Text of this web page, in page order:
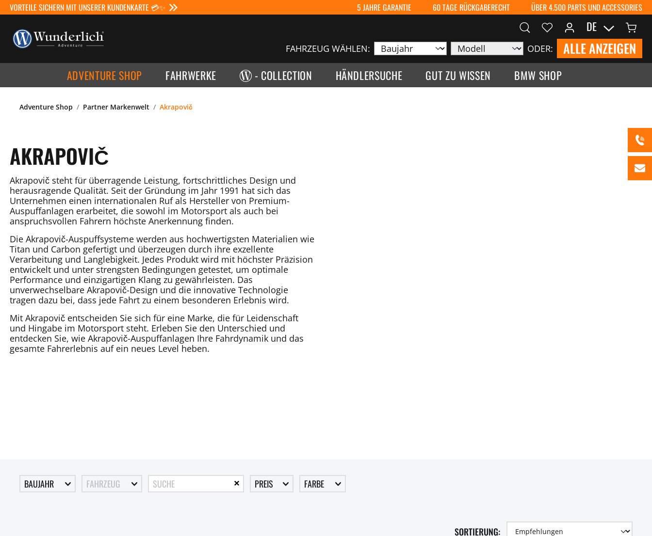
VORTEILE SICHERN MIT UNSERER KUNDENKARTE 💳✨ 5 JAHRE GARANTIE 60 TAGE RÜCKGABERECHT ÜBER 4.500 PARTS UND ACCESSORIES
FAHRZEUG WÄHLEN: ODER: ALLE ANZEIGEN
DE
ADVENTURE SHOP FAHRWERKE - COLLECTION HÄNDLERSUCHE GUT ZU WISSEN BMW SHOP
Adventure Shop Partner Markenwelt Akrapovič
AKRAPOVIČ
Akrapovič steht für überragende Leistung, fortschrittliches Design und
herausragende Qualität. Seit der Gründung im Jahr 1991 hat sich das
Unternehmen einen internationalen Ruf als Hersteller von Premium-
Auspuffanlagen erarbeitet, die sowohl im Motorsport als auch bei
anspruchsvollen Fahrern höchste Anerkennung finden.
Die Akrapovič-Auspuffsysteme werden aus hochwertigsten Materialien wie
Titan und Carbon gefertigt und überzeugen durch ihre exzellente
Verarbeitung und Langlebigkeit. Jedes Produkt wird mit höchster Präzision
entwickelt und unter strengsten Bedingungen getestet, um optimale
Performance und einzigartigen Klang zu gewährleisten. Das
unverwechselbare Akrapovič-Design und die innovative Technologie
tragen dazu bei, dass jede Fahrt zu einem besonderen Erlebnis wird.
Mit Akrapovič entscheiden Sie sich für eine Marke, die für Leidenschaft
und Hingabe im Motorsport steht. Erleben Sie den Unterschied und
entdecken Sie, wie Akrapovič-Auspuffanlagen Ihre Fahrdynamik und das
gesamte Fahrerlebnis auf ein neues Level heben.
BAUJAHR FAHRZEUG FARBE
PREIS
SORTIERUNG: